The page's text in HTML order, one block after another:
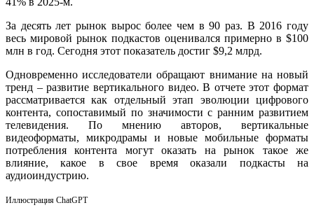
За десять лет рынок вырос более чем в 90 раз. В 2016 году
весь мировой рынок подкастов оценивался примерно в $100
млн в год. Сегодня этот показатель достиг $9,2 млрд.
Одновременно исследователи обращают внимание на новый
тренд – развитие вертикального видео. В отчете этот формат
рассматривается как отдельный этап эволюции цифрового
контента, сопоставимый по значимости с ранним развитием
телевидения. По мнению авторов, вертикальные
видеоформаты, микродрамы и новые мобильные форматы
потребления контента могут оказать на рынок такое же
влияние, какое в свое время оказали подкасты на
аудиоиндустрию.
Иллюстрация ChatGPT